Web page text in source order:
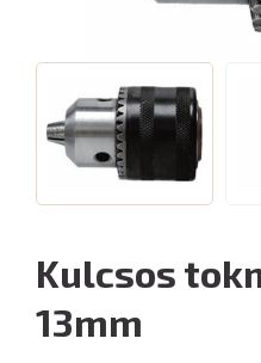
Kulcsos
13mm